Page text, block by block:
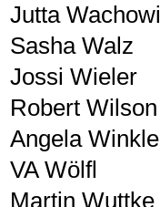
Jutta
Sasha Walz
Jossi Wieler
Robert Wilson
Angela
VA Wölfl
Martin Wuttke